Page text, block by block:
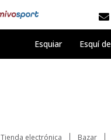
Esquiar Esquí
Tienda electrónica Bazar